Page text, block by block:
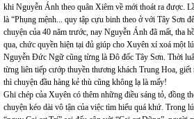
khi Nguyễn Ánh theo quân Xiêm về mới thoát ra được.
là “Phụng mệnh... quy tập cựu binh theo ở với Tây Sơn
chuyện của 40 năm trước, nay Nguyễn Ánh đã mất, tha
qua, chức quyền hiện tại đủ giúp cho Xuyên xí xoá một
Nguyễn Đức Ngữ cũng từng là Đô đốc Tây Sơn. Thời
từng liên tiếp cướp thuyền thương khách Trung Hoa,
thì chuyện đầu hàng kẻ thù cũng không lạ là mấy!
Ghi chép của Xuyên có thêm những điều sáng tỏ, đồng
chuyện kéo dài vô tận của việc tìm hiểu quá khứ. Trong